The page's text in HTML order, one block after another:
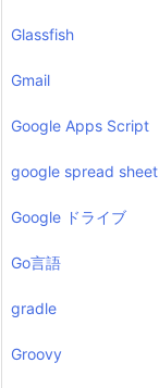
Glassfish
Gmail
Google Apps Script
google spread sheet
Google ドライブ
Go言語
gradle
Groovy